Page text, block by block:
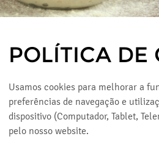
POLÍTICA DE
Usamos cookies para melhorar a
preferências de navegação e
dispositivo (Computador, Tablet,
pelo nosso website.